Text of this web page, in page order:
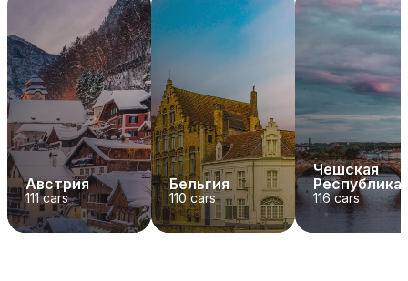
Австрия
111cars
Бельгия
110 cars
Чешская
Республика
116cars